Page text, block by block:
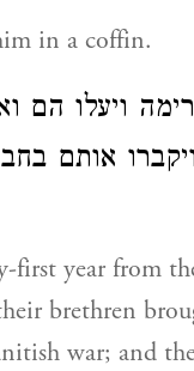
in a coffin.
ויעלו הם
אותם
year from
brethren
war; and